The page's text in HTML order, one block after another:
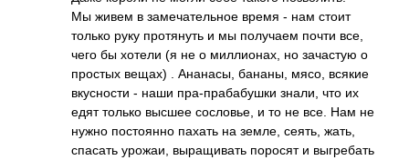
Мы живем в замечательное время - нам стоит
только руку протянуть и мы получаем почти все,
чего бы хотели (я не о миллионах, но зачастую о
простых вещах) . Ананасы, бананы, мясо, всякие
вкусности - наши пра-прабабушки знали, что их
едят только высшее сословье, и то не все. Нам не
нужно постоянно пахать на земле, сеять, жать,
спасать урожаи, выращивать поросят и выгребать